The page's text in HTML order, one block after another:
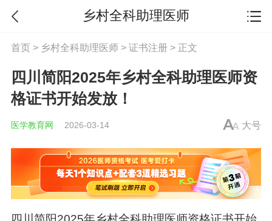
乡村全科助理医师
首页> 乡村全科助理医师> 证书注册> 正文
四川简阳2025年乡村全科助理医师资
格证书开始发放！
医学教育网 2026-03-14 大号